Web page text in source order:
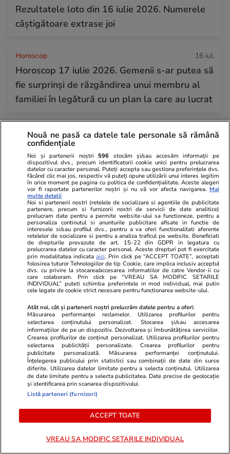
Rezultatele loto din 16 iulie 2026. Numerele
câștigătoare extrase joi
Horoscop 16 iul.
Horoscop 17 iulie 2026. Gemenii s-ar putea să
fie surprinși de răzgândirea unui membru al
familiei în legătură cu un plan la care au lucrat
Lifestyle 08:56
Povestea bărbatului care a
absolvit liceul la 82 de ani:
„Niciodată nu e prea târziu să
studiezi”
Lifestyle
O româncă
pantalonii
face cu
nu se mai
Lifestyle 16 iul.
Cum îţi laşi casa în siguranţă
înainte de a pleca în concediu
Nouă ne pasă ca datele tale personale să rămână
confidențiale
Noi și partenerii noștri 596 stocăm și/sau accesăm informații pe
dispozitivul dvs., precum identificatorii cookie unici pentru prelucrarea
datelor cu caracter personal. Puteți accepta sau gestiona preferințele dvs.
făcând clic mai jos, respectiv vă puteți opune utilizării unui interes legitim
în orice moment pe pagina cu politica de confidențialitate. Aceste alegeri
vor fi raportate partenerilor noștri și nu vă vor afecta navigarea. Mai
multe detalii
Noi si partenerii nostri (retelele de socializare si agentiile de publicitate
partenere, precum si furnizorii nostri de servicii de date analitice)
prelucram date pentru a permite website-ului sa functioneze, pentru a
personaliza continutul si anunturile publicitare afisate in functie de
interesele si/sau profilul dvs., pentru a va oferi functionalitati aferente
retelelor de socializare si pentru a analiza traficul pe website. Beneficiati
de drepturile prevazute de art. 15-22 din GDPR in legatura cu
prelucrarea datelor cu caracter personal. Aceste drepturi pot fi exercitate
prin modalitatea indicataaici. Prin click pe “ACCEPT TOATE”, acceptati
folosirea tuturor Tehnologiilor de tip Cookie, care implica inclusiv acceptul
dvs. cu privire la stocarea/accesarea informatiilor de catre Vendor-ii cu
care colaboram. Prin click pe “VREAU SA MODIFIC SETARILE
INDIVIDUAL” puteti schimba preferintele in mod individual, mai putin
cele legate de cookie strict necesare pentru functionarea website-ului.
Atât noi, cât și partenerii noștri prelucrăm datele pentru a oferi:
Măsurarea performanței reclamelor. Utilizarea profilurilor pentru
selectarea conținutului personalizat. Stocarea și/sau accesarea
informațiilor de pe un dispozitiv. Dezvoltarea și îmbunătățirea serviciilor.
Crearea profilurilor de conținut personalizat. Utilizarea profilurilor pentru
selectarea publicității personalizate. Crearea profilurilor pentru
publicitate personalizată. Măsurarea performanței conținutului.
Înțelegerea publicului prin statistici sau combinații de date din surse
diferite. Utilizarea datelor limitate pentru a selecta conținutul. Utilizarea
de date limitate pentru a selecta publicitatea. Date precise de geolocație
și identificarea prin scanarea dispozitivului.
Listă parteneri (furnizori)
ACCEPT TOATE
VREAU SA MODIFIC SETARILE INDIVIDUAL